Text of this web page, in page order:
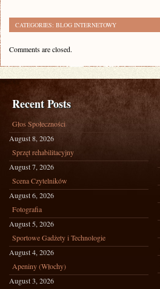
CATEGORIES: BLOG INTERNETOWY
Comments are closed.
Recent Posts
Głos Społeczności
August 8, 2026
Sprzęt rehabilitacyjny
August 7, 2026
Scena Czytelników
August 6, 2026
Fotografia
August 5, 2026
Sportowe Gadżety i Technologie
August 4, 2026
Apeniny (Włochy)
August 3, 2026